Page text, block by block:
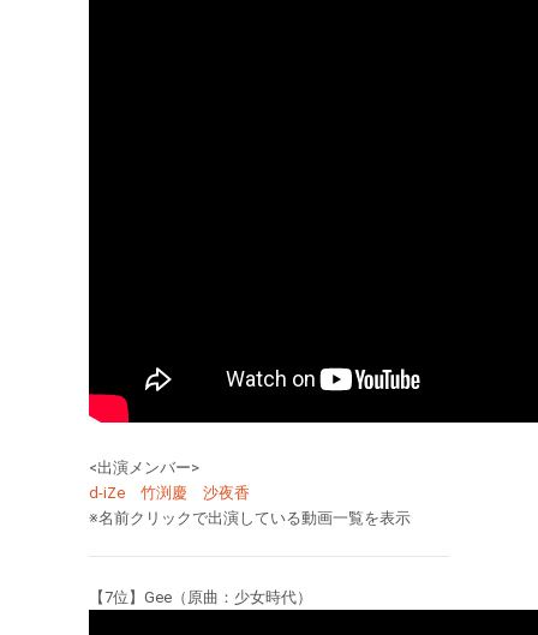
<出演メンバー>
d-iZe
竹渕慶
沙夜香
※名前クリックで出演している動画一覧を表示
【7位】Gee（原曲：少女時代）